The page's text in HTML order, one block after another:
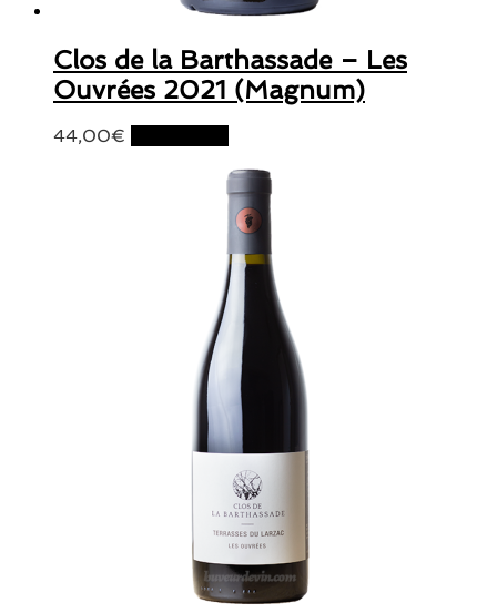
Clos de la Barthassade – Les
Ouvrées 2021 (Magnum)
44,00€